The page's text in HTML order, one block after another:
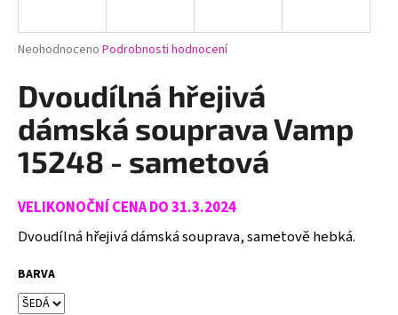
Průměrné
produktu
je
0,0
z
5
hvězdiček.
Neohodnoceno Podrobnosti hodnocení
Dvoudílná hřejivá
dámská souprava Vamp
15248 - sametová
VELIKONOČNÍ CENA DO 31.3.2024
Dvoudílná hřejivá dámská souprava, sametově hebká.
BARVA
j
t
?
HLEDAT
D
o